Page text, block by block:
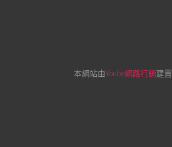
本網站由Yoube網路行銷建置